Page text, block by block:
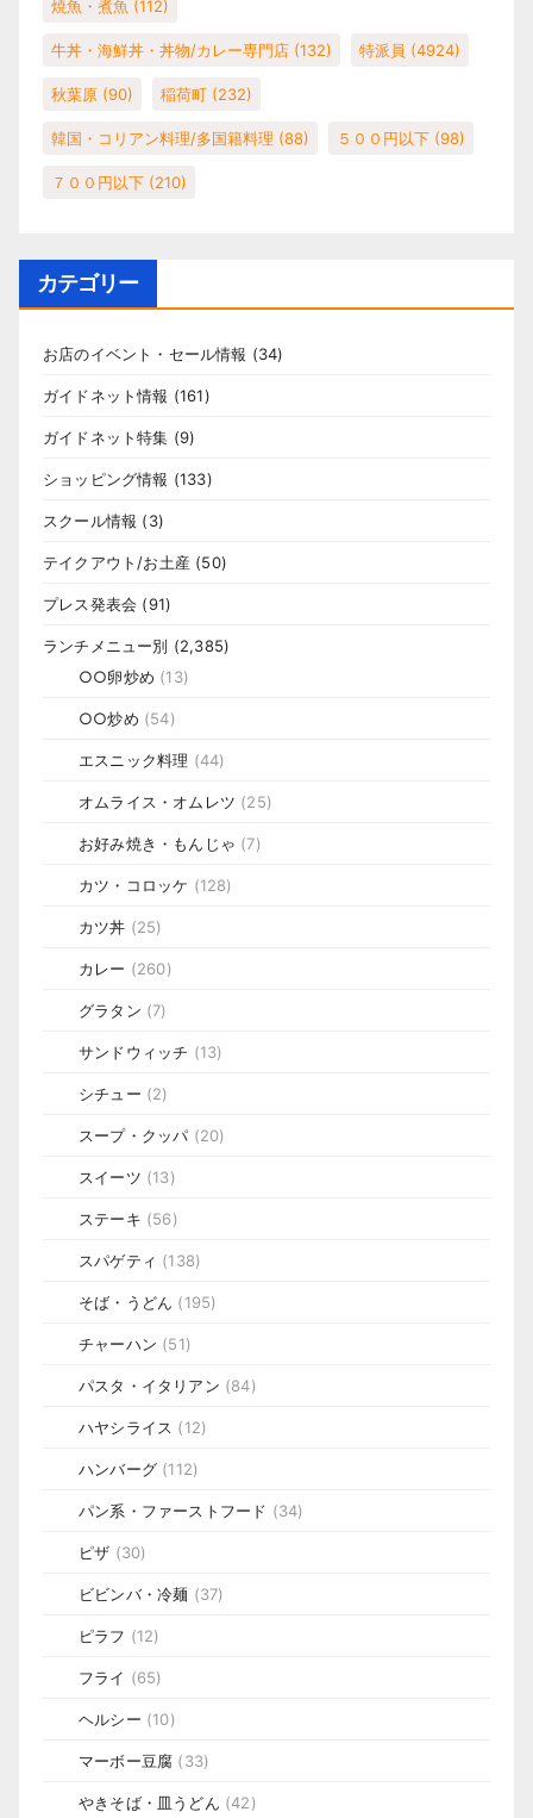
焼魚・煮魚 (112)
牛丼・海鮮丼・丼物/カレー専門店 (132) 特派員 (4924)
秋葉原 (90) 稲荷町 (232)
韓国・コリアン料理/多国籍料理 (88) ５００円以下 (98)
７００円以下 (210)
カテゴリー
お店のイベント・セール情報 (34)
ガイドネット情報 (161)
ガイドネット特集 (9)
ショッピング情報 (133)
スクール情報 (3)
テイクアウト/お土産 (50)
プレス発表会 (91)
ランチメニュー別 (2,385)
○○卵炒め (13)
○○炒め (54)
エスニック料理 (44)
オムライス・オムレツ (25)
お好み焼き・もんじゃ (7)
カツ・コロッケ (128)
カツ丼 (25)
カレー (260)
グラタン (7)
サンドウィッチ (13)
シチュー (2)
スープ・クッパ (20)
スイーツ (13)
ステーキ (56)
スパゲティ (138)
そば・うどん (195)
チャーハン (51)
パスタ・イタリアン (84)
ハヤシライス (12)
ハンバーグ (112)
パン系・ファーストフード (34)
ピザ (30)
ビビンバ・冷麺 (37)
ピラフ (12)
フライ (65)
ヘルシー (10)
マーボー豆腐 (33)
やきそば・皿うどん (42)